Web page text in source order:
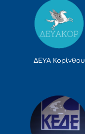
ΔΕΥΑ Κορίνθου